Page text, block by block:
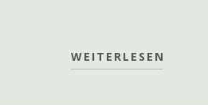
WEITERLESEN